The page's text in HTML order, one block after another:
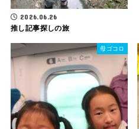
2026.06.26
推し記事探しの旅
母ゴコロ